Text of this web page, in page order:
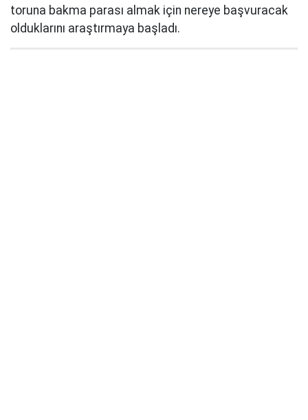
toruna bakma parası almak için nereye başvuracak
olduklarını araştırmaya başladı.